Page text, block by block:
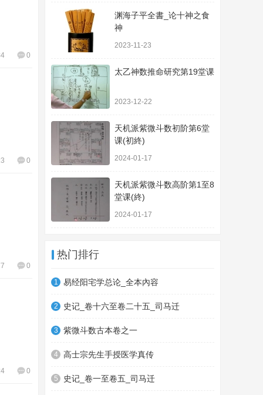
0
0
0
0
渊海子平全書_论十神之食
神
2023-11-23
太乙神数推命研究第19堂课
2023-12-22
天机派紫微斗数初阶第6堂
课(初終)
2024-01-17
天机派紫微斗数高阶第1至8
堂课(終)
2024-01-17
热门排行
1 易经阳宅学总论_全本內容
2 史记_卷十六至卷二十五_司马迁
3 紫微斗数古本卷之一
4 高士宗先生手授医学真传
5 史记_卷一至卷五_司马迁